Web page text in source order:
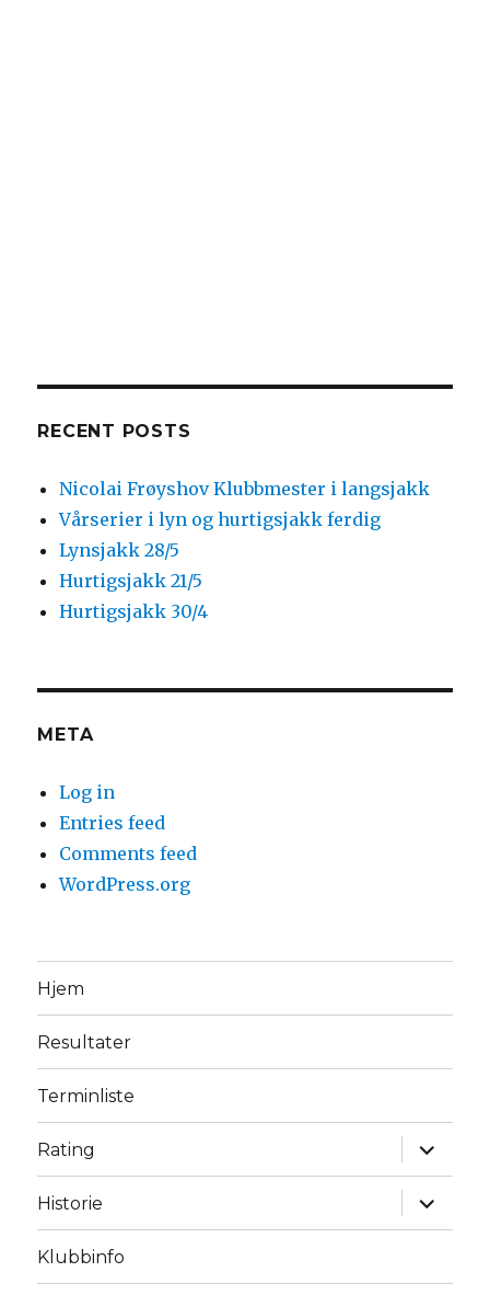
RECENT POSTS
Nicolai Frøyshov Klubbmester i langsjakk
Vårserier i lyn og hurtigsjakk ferdig
Lynsjakk 28/5
Hurtigsjakk 21/5
Hurtigsjakk 30/4
META
Log in
Entries feed
Comments feed
WordPress.org
Hjem
Resultater
Terminliste
Rating
expand
child
menu
Historie
expand
child
menu
Klubbinfo